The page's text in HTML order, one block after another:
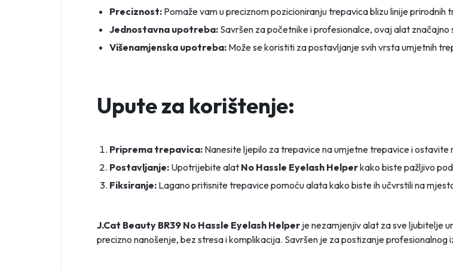
Preciznost:Pomaže vam u preciznom pozicioniranju trepavica blizu linije
Jednostavna upotreba:Savršen za početnike i profesionalce, ovaj alat
Višenamjenska upotreba:Može se koristiti za postavljanje svih vrsta umjetnih
Upute za korištenje:
Priprema trepavica:Nanesite ljepilo za trepavice na umjetne trepavice i ostavite
Postavljanje:Upotrijebite alat No Hassle Eyelash Helperkako biste pažljivo
Fiksiranje:Lagano pritisnite trepavice pomoću alata kako biste ih učvrstili na
J.Cat Beauty BR39 No Hassle Eyelash Helper je nezamjenjiv alat za sve ljubitelje
precizno nanošenje, bez stresa i komplikacija. Savršen je za postizanje profesionalnog